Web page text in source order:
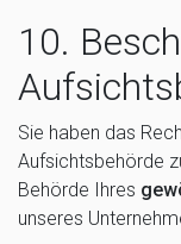
10.
Sie haben das
Aufsichtsbehörde
Behörde Ihres
unseres